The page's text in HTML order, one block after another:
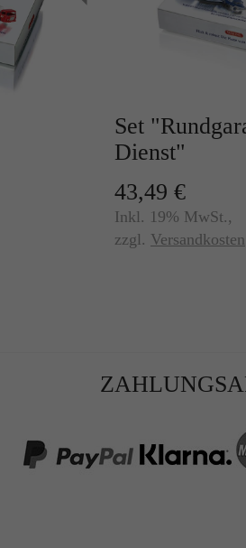
Set
Dienst"
43,49 €
Inkl. 19% MwSt.,
zzgl. Versandkosten